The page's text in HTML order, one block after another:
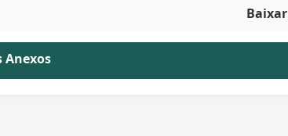
Baixar
Anexos